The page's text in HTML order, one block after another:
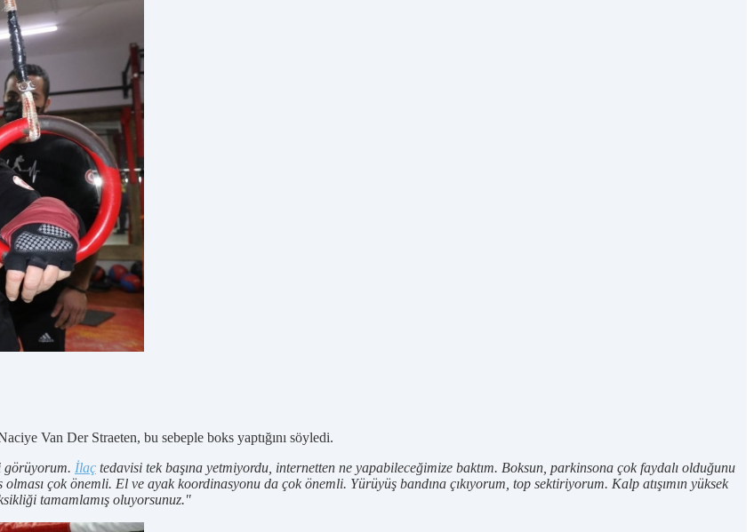
Van Der Straeten, bu sebeple boks yaptığını söyledi.
görüyorum. İlaç tedavisi tek başına yetmiyordu, internetten ne yapabileceğimize baktım. Boksun, parkinsona çok faydalı olduğunu
çok önemli. El ve ayak koordinasyonu da çok önemli. Yürüyüş bandına çıkıyorum, top sektiriyorum. Kalp atışımın yüksek
tamamlamış oluyorsunuz."